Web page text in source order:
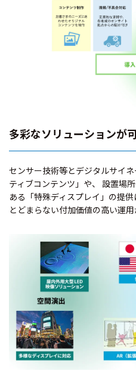
多彩なソリューションが
センサー技術等とデジタルサイ
ティブコンテンツ」や、 設置場
ある「特殊ディスプレイ」の提
とどまらない付加価値の高い運用